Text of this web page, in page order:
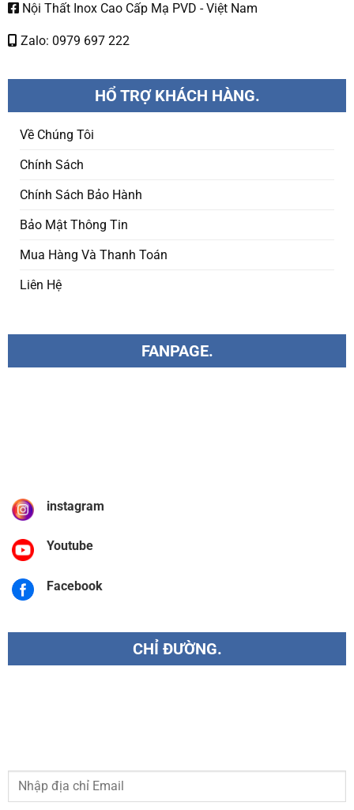
Nội Thất Inox Cao Cấp Mạ PVD - Việt Nam
Zalo: 0979 697 222
HỔ TRỢ KHÁCH HÀNG.
Về Chúng Tôi
Chính Sách
Chính Sách Bảo Hành
Bảo Mật Thông Tin
Mua Hàng Và Thanh Toán
Liên Hệ
FANPAGE.
instagram
Youtube
Facebook
CHỈ ĐƯỜNG.